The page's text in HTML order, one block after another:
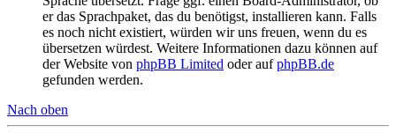
er das Sprachpaket, das du benötigst, installieren kann. Falls
es noch nicht existiert, würden wir uns freuen, wenn du es
übersetzen würdest. Weitere Informationen dazu können auf
der Website von phpBB Limited oder aufphpBB.de
gefunden werden.
Nach oben